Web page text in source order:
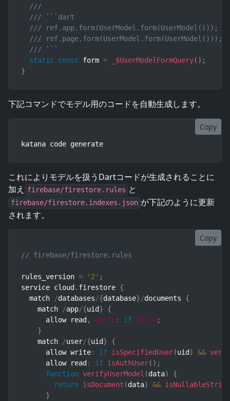
///
/// ```dart
///
///
/// ```
static const form = _$UserModelFormQuery( ) ;
}
下記コマンドでモデル用のコードを自動生成します。
Copy
katana code generate
これによりモデルを扱うDartコードが生成されることに
加え
firebase/firestore.rules と
firebase/firestore.indexes.json が下記のように更新
されます。
Copy
// firebase/firestore.rules
rules_version = '2' ;
service cloud. firestore {
  match
/databases/{database}/documents {
    match
/app/{uid}
{
      allow read
, write: if false;
}
    match
/user/{uid}
{
      allow write
: if isSpecifiedUser(uid) &&
      allow read
: if isAuthUser( ) ;
function verifyUserModel (data)
{
return
isDocument (data) && isNullableString
}